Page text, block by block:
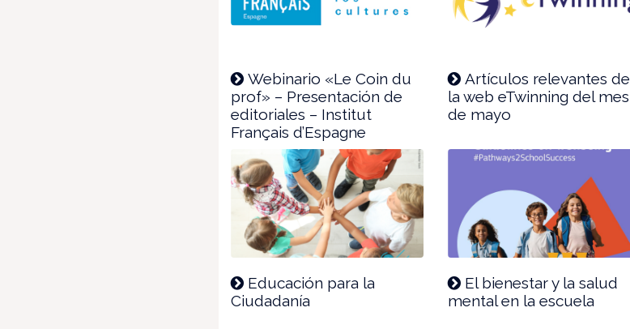
Webinario «Le Coin du
prof» – Presentación de
editoriales – Institut
Français d’Espagne
Artículos relevantes de
la web eTwinning del mes
de mayo
Educación para la
Ciudadanía
El bienestar y la salud
mental en la escuela